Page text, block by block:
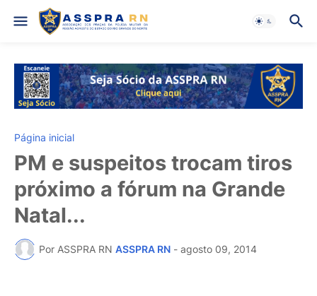
Página inicial
PM e suspeitos trocam tiros
próximo a fórum na Grande
Natal...
Por ASSPRA RN ASSPRA RN - agosto 09, 2014